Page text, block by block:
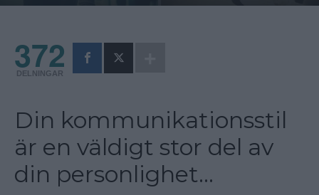
372
DELNINGAR
Din kommunikationsstil
är en väldigt stor del av
din personlighet…